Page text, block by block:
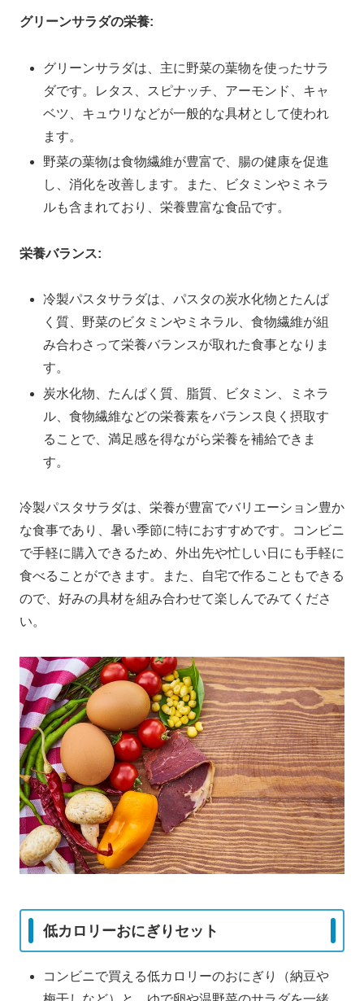
グリーンサラダの栄養:
グリーンサラダは、主に野菜の葉物を使ったサラ
ダです。レタス、スピナッチ、アーモンド、キャ
ベツ、キュウリなどが一般的な具材として使われ
ます。
野菜の葉物は食物繊維が豊富で、腸の健康を促進
し、消化を改善します。また、ビタミンやミネラ
ルも含まれており、栄養豊富な食品です。
栄養バランス:
冷製パスタサラダは、パスタの炭水化物とたんぱ
く質、野菜のビタミンやミネラル、食物繊維が組
み合わさって栄養バランスが取れた食事となりま
す。
炭水化物、たんぱく質、脂質、ビタミン、ミネラ
ル、食物繊維などの栄養素をバランス良く摂取す
ることで、満足感を得ながら栄養を補給できま
す。
冷製パスタサラダは、栄養が豊富でバリエーション豊か
な食事であり、暑い季節に特におすすめです。コンビニ
で手軽に購入できるため、外出先や忙しい日にも手軽に
食べることができます。また、自宅で作ることもできる
ので、好みの具材を組み合わせて楽しんでみてくださ
い。
低カロリーおにぎりセット
コンビニで買える低カロリーのおにぎり（納豆や